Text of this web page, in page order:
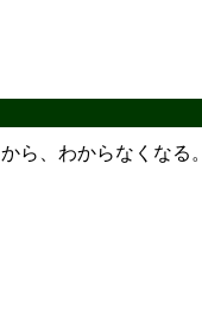
ら、わからなくなる。